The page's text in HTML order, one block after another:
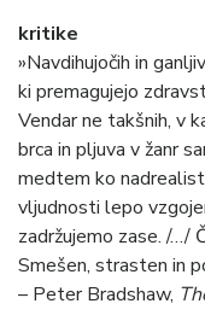
kritike
»Navdihujočih in
ki premagujejo
Vendar ne takšnih, v
brca in pljuva v žanr
medtem ko
vljudnosti lepo
zadržujemo zase. /
Smešen, strasten in
– Peter Bradshaw,